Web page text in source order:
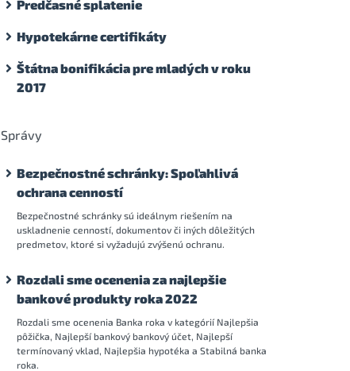
Predčasné splatenie
Hypotekárne certifikáty
Štátna bonifikácia pre mladých v roku
2017
Správy
Bezpečnostné schránky: Spoľahlivá
ochrana cenností
Bezpečnostné schránky sú ideálnym riešením na
uskladnenie cenností, dokumentov či iných dôležitých
predmetov, ktoré si vyžadujú zvýšenú ochranu.
Rozdali sme ocenenia za najlepšie
bankové produkty roka 2022
Rozdali sme ocenenia Banka roka v kategórií Najlepšia
pôžička, Najlepší bankový bankový účet, Najlepší
termínovaný vklad, Najlepšia hypotéka a Stabilná banka
roka.